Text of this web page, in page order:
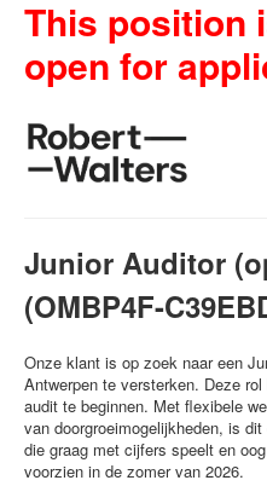
This position
open for
Junior Auditor
(OMBP4F-
Onze klant is op zoek naar een
Antwerpen te versterken. Deze
audit te beginnen. Met flexibele
van doorgroeimogelijkheden, is
die graag met cijfers speelt en
voorzien in de zomer van 2026.